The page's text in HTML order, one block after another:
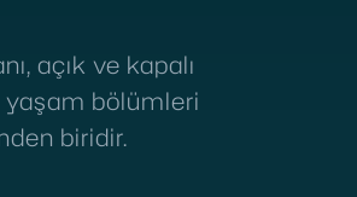
açık ve kapalı
yaşam bölümleri
biridir.